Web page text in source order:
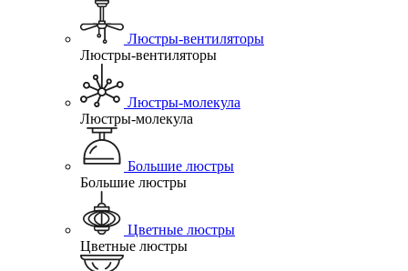
Люстры-вентиляторы
Люстры-вентиляторы
Люстры-молекула
Люстры-молекула
Большие люстры
Большие люстры
Цветные люстры
Цветные люстры